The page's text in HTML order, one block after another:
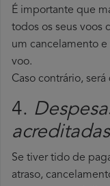
É importante que
todos os seus voos
um cancelamento
voo.
Caso contrário,
4.
acreditadas
Se tiver tido de
atraso,